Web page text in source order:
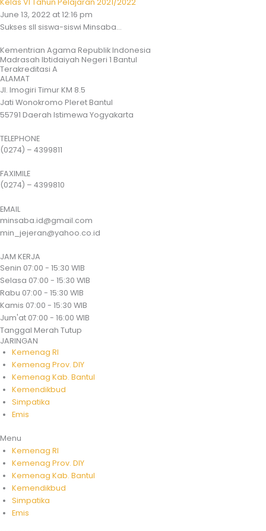
June 13, 2022 at 12:16 pm
Sukses sll siswa-siswi Minsaba...
Kementrian Agama Republik Indonesia
Madrasah Ibtidaiyah Negeri 1 Bantul
Terakreditasi A
ALAMAT
Jl. Imogiri Timur KM 8.5
Jati Wonokromo Pleret Bantul
55791 Daerah Istimewa Yogyakarta
TELEPHONE
(0274) – 4399811
FAXIMILE
(0274) – 4399810
EMAIL
minsaba.id@gmail.com
min_jejeran@yahoo.co.id
JAM KERJA
Senin 07:00 - 15:30 WIB
Selasa 07:00 - 15:30 WIB
Rabu 07:00 - 15:30 WIB
Kamis 07:00 - 15:30 WIB
Jum'at 07:00 - 16:00 WIB
Tanggal Merah Tutup
JARINGAN
Kemenag RI
Kemenag Prov. DIY
Kemenag Kab. Bantul
Kemendikbud
Simpatika
Emis
Menu
Kemenag RI
Kemenag Prov. DIY
Kemenag Kab. Bantul
Kemendikbud
Simpatika
Emis